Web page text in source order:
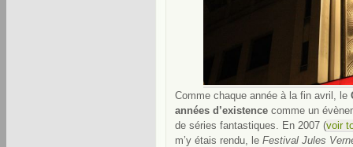
Comme chaque année à la fin avril, le
années d’existence comme un
de séries fantastiques. En 2007 (voir
m’y étais rendu, le Festival Jules